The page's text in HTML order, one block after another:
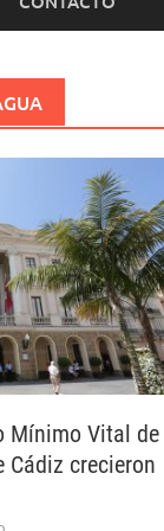
Mínimo Vital de
Cádiz crecieron